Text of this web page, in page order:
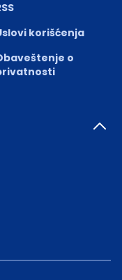
korišćenja
o